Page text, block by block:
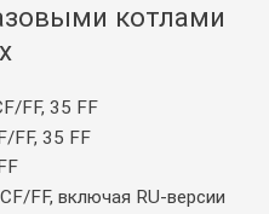
котлами
FF, 35 FF
FF, 35 FF
FF, включая RU-версии